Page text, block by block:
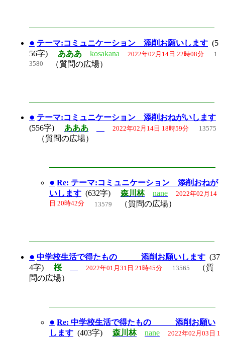
● テーマ:コミュニケーション 添削お願いします (5
56字) あああ kosakana 2022年02月14日 22時08分 1
3580 （質問の広場）
● テーマ:コミュニケーション 添削おねがいします
(556字) あああ 2022年02月14日 18時59分 13575
（質問の広場）
● Re: テーマ:コミュニケーション 添削おねが
いします (632字) 森川林 nane 2022年02月14
日 20時42分 13579 （質問の広場）
● 中学校生活で得たもの 添削お願いします (37
4字) 桜 2022年01月31日 21時45分 13565
（質
問の広場）
● Re: 中学校生活で得たもの 添削お願い
します (403字) 森川林 nane 2022年02月03日 1